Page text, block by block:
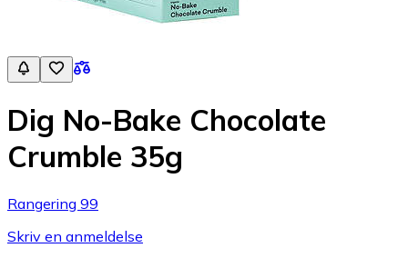
Dig No-Bake Chocolate
Crumble 35g
Rangering 99
Skriv en anmeldelse